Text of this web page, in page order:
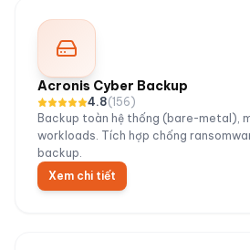
Acronis Cyber Backup
4.8(156)
Backup toàn hệ thống (bare-metal),
workloads. Tích hợp chống
backup.
Xem chi tiết